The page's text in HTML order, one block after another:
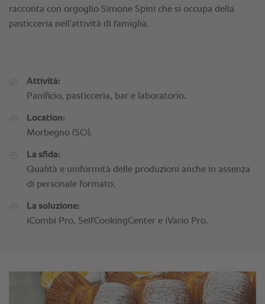
racconta con orgoglio Simone Spini che si occupa della
pasticceria nell’attività di famiglia.
Attività:
Panificio, pasticceria, bar e laboratorio.
Location:
Morbegno (SO).
La sfida:
Qualità e uniformità delle produzioni anche in assenza
di personale formato.
La soluzione:
iCombi Pro, SelfCookingCenter e iVario Pro.